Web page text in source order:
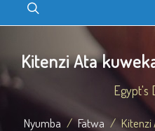
Kitenzi Ata
Egypt's
Nyumba Fatwa Kitenzi